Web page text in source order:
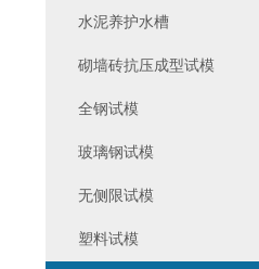
水泥养护水槽
砌墙砖抗压成型试模
全钢试模
玻璃钢试模
无侧限试模
塑料试模